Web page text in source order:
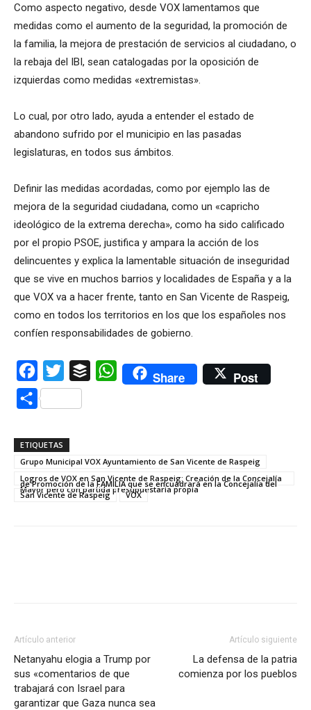
Como aspecto negativo, desde VOX lamentamos que
medidas como el aumento de la seguridad, la promoción de
la familia, la mejora de prestación de servicios al ciudadano, o
la rebaja del IBI, sean catalogadas por la oposición de
izquierdas como medidas «extremistas».
Lo cual, por otro lado, ayuda a entender el estado de
abandono sufrido por el municipio en las pasadas
legislaturas, en todos sus ámbitos.
Definir las medidas acordadas, como por ejemplo las de
mejora de la seguridad ciudadana, como un «capricho
ideológico de la extrema derecha», como ha sido calificado
por el propio PSOE, justifica y ampara la acción de los
delincuentes y explica la lamentable situación de inseguridad
que se vive en muchos barrios y localidades de España y a la
que VOX va a hacer frente, tanto en San Vicente de Raspeig,
como en todos los territorios en los que los españoles nos
confíen responsabilidades de gobierno.
Facebook
Twitter Buffer WhatsAppShare Post
Compartir
ETIQUETAS
Grupo Municipal VOX Ayuntamiento de San Vicente de Raspeig
Logros de VOX en San Vicente de Raspeig: Creación de la Concejalía
de Promoción de la FAMILIA que se encuadrará en la Concejalía del
Mayor pero con partida presupuestaria propia
San Vicente de Raspeig VOX
Artículo anterior
Netanyahu elogia a Trump por
sus «comentarios de que
trabajará con Israel para
garantizar que Gaza nunca sea
Artículo siguiente
La defensa de la patria
comienza por los pueblos